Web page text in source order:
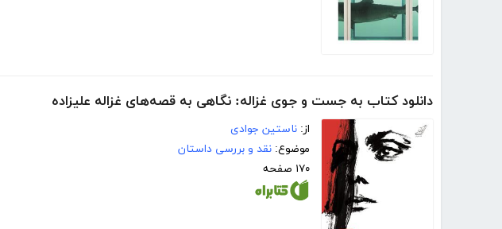
دانلود کتاب به جست و جوی غزاله: نگاهی به قصه‌های غزاله علیزاده
از: ناستین جوادی
موضوع: نقد و بررسی داستان
۱۷۰ صفحه